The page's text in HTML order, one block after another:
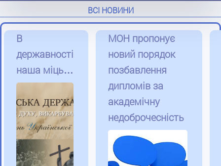
ВСІ НОВИНИ
В
державності
наша міць…
МОН пропонує
новий порядок
позбавлення
дипломів за
академічну
недоброчесність